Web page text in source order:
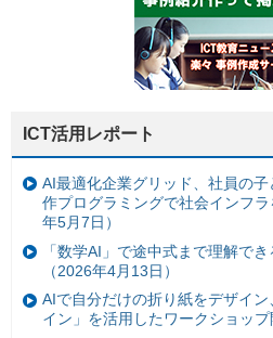
ICT活用レポート
AI最適化企業グリッド、社員の
作プログラミングで社会インフ
年5月7日）
「数学AI」で途中式まで理解で
（2026年4月13日）
AIで自分だけの折り紙をデザイ
イン」を活用したワークショップ